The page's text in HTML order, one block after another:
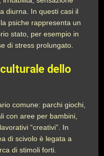
diurna. In questi casi il
psiche rappresenta un
stato, per esempio in
di stress prolungato.
dello
comune: parchi giochi,
con aree per bambini,
“creativi”. In
di scivolo è legata a
di stimoli forti.